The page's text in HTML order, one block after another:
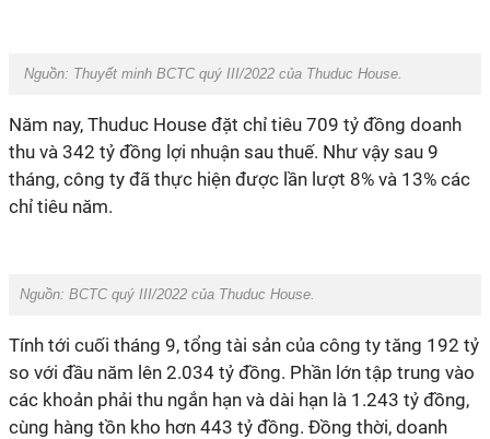
Nguồn: Thuyết minh BCTC quý III/2022 của Thuduc House.
Năm nay, Thuduc House đặt chỉ tiêu 709 tỷ đồng doanh
thu và 342 tỷ đồng lợi nhuận sau thuế. Như vậy sau 9
tháng, công ty đã thực hiện được lần lượt 8% và 13% các
chỉ tiêu năm.
Nguồn: BCTC quý III/2022 của Thuduc House.
Tính tới cuối tháng 9, tổng tài sản của công ty tăng 192 tỷ
so với đầu năm lên 2.034 tỷ đồng. Phần lớn tập trung vào
các khoản phải thu ngắn hạn và dài hạn là 1.243 tỷ đồng,
cùng hàng tồn kho hơn 443 tỷ đồng. Đồng thời, doanh